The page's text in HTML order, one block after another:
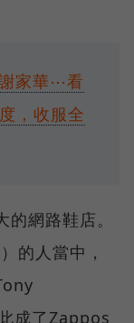
家華⋯看
，收服全
網路鞋店。
的人當中，
成了Zappos